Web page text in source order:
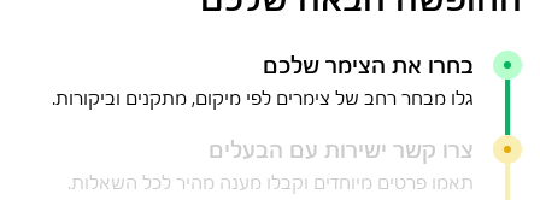
בחרו את הצימר שלכם
גלו מבחר רחב של צימרים לפי מיקום, מתקנים וביקורות.
צרו קשר ישירות עם הבעלים
תאמו פרטים מיוחדים וקבלו מענה מהיר לכל השאלות.